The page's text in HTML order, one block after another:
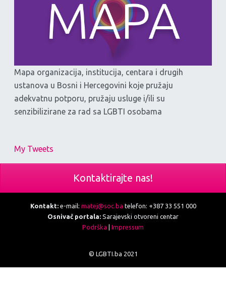
Mapa organizacija, institucija, centara i drugih
ustanova u Bosni i Hercegovini koje pružaju
adekvatnu potporu, pružaju usluge i/ili su
senzibilizirane za rad sa LGBTI osobama
My Tweets
Kontaktirajte nas!
Kontakt:e-mail: matej@soc.ba telefon: +387 33 551 000
Osnivač portala: Sarajevski otvoreni centar
Podrška | Impressum
© LGBTI.ba 2021